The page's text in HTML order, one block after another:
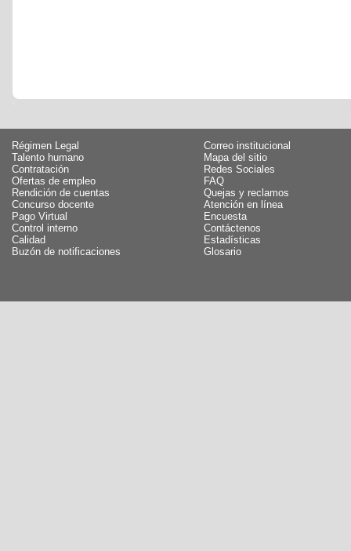
Régimen Legal
Talento humano
Contratación
Ofertas de empleo
Rendición de cuentas
Concurso docente
Pago Virtual
Control interno
Calidad
Buzón de notificaciones
Correo institucional
Mapa del sitio
Redes Sociales
FAQ
Quejas y reclamos
Atención en línea
Encuesta
Contáctenos
Estadísticas
Glosario